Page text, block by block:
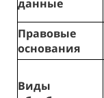
данные
Правовые
основания
Виды